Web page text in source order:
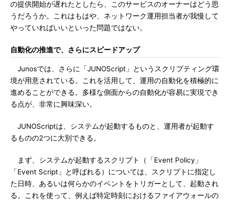
の提供開始が遅れたとしたら、このサービスのオーナーはどう思
うだろうか。これはもはや、ネットワーク運用担当者が我慢して
やっていればいいといった問題ではない。
自動化の推進で、さらにスピードアップ
Junosでは、さらに「JUNOScript」というスクリプティング環
境が用意されている。これを活用して、運用の自動化を積極的に
進めることができる。多様な側面からの自動化が容易に実現でき
る点が、非常に興味深い。
JUNOScriptは、システムが起動するものと、運用者が起動す
るものの2つに大別できる。
まず、システムが起動するスクリプト（「Event Policy」
「Event Script」と呼ばれる）については、スクリプトに指定し
た日時、あるいは何らかのイベントをトリガーとして、起動され
る。これを使って、例えば特定時刻におけるファイアウォールの